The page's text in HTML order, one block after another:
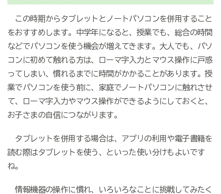
この時期からタブレットとノートパソコンを併用すること
をおすすめします。中学年になると、授業でも、総合の時間
などでパソコンを使う機会が増えてきます。大人でも、パソ
コンに初めて触れる方は、ローマ字入力とマウス操作に戸惑
ってしまい、慣れるまでに時間がかかることがあります。授
業でパソコンを使う前に、家庭でノートパソコンに触れさせ
て、ローマ字入力やマウス操作ができるようにしておくと、
お子さまの自信につながります。
タブレットを併用する場合は、アプリの利用や電子書籍を
読む際はタブレットを使う、といった使い分けもよいです
ね。
情報機器の操作に慣れ、いろいろなことに挑戦してみたく